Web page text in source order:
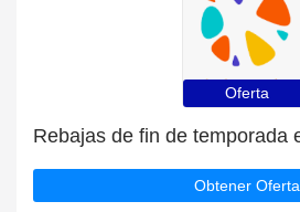
Oferta
Obtener Oferta